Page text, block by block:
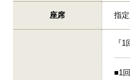
座席 指
『
■1